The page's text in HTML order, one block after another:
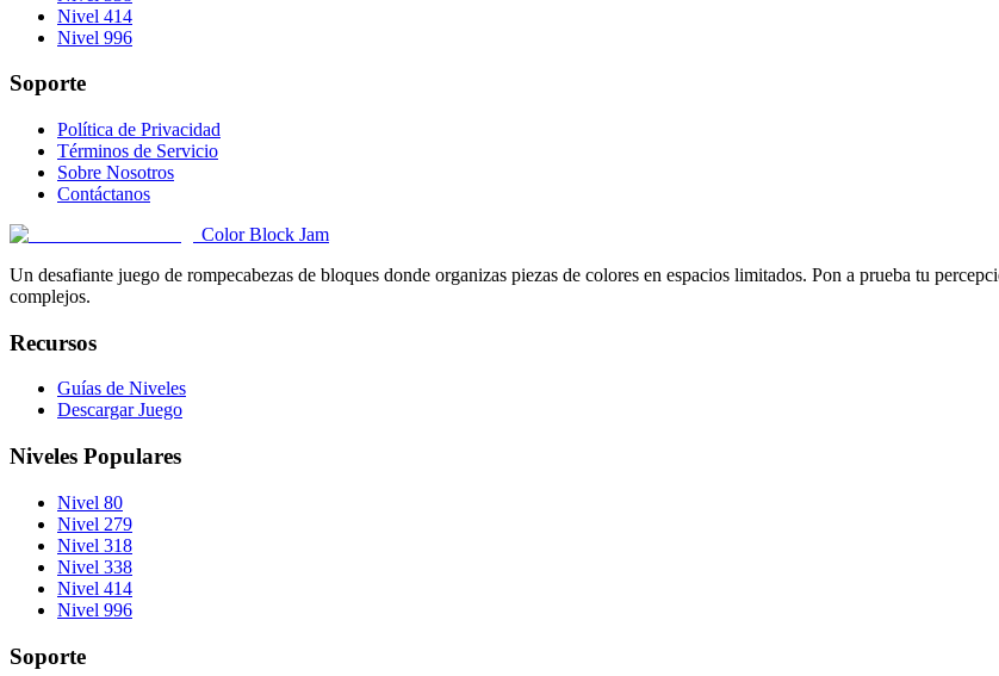
Nivel 414
Nivel 996
Soporte
Política de Privacidad
Términos de Servicio
Sobre Nosotros
Contáctanos
Color Block Jam
Un desafiante juego de rompecabezas de bloques donde organizas piezas de colores en espacios limitados. Pon a prueba tu
complejos.
Recursos
Guías de Niveles
Descargar Juego
Niveles Populares
Nivel 80
Nivel 279
Nivel 318
Nivel 338
Nivel 414
Nivel 996
Soporte